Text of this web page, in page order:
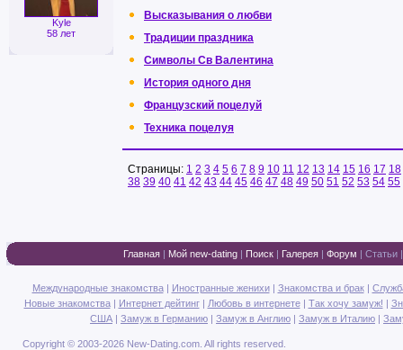
Kyle
58 лет
Высказывания о любви
Традиции праздника
Символы Св Валентина
История одного дня
Французский поцелуй
Техника поцелуя
Страницы: 1 2 3 4 5 6 7 8 9 10 11 12 13 14 15 16 17 18
38 39 40 41 42 43 44 45 46 47 48 49 50 51 52 53 54 55
Главная | Мой new-dating | Поиск | Галерея | Форум | Статьи
Международные знакомства| Иностранные женихи| Знакомства и брак|
Новые знакомства| Интернет дейтинг| Любовь в интернете| Так хочу замуж! |
США | Замуж в Германию | Замуж в Англию | Замуж в Италию |
Copyright © 2003-2026 New-Dating.com. All rights reserved.